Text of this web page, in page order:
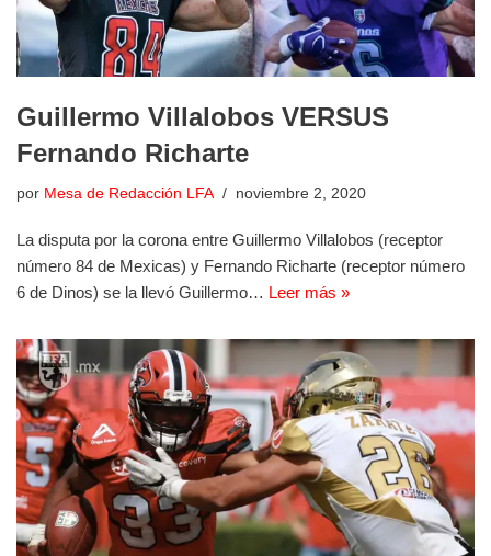
Guillermo Villalobos VERSUS
Fernando Richarte
por Mesa de Redacción LFA noviembre 2, 2020
La disputa por la corona entre Guillermo Villalobos (receptor
número 84 de Mexicas) y Fernando Richarte (receptor número
6 de Dinos) se la llevó Guillermo… Leer más »